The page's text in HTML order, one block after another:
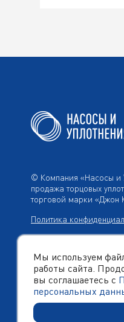
Мы используем
работы сайта.
вы соглашаетесь с
персональных
© Компания «Насосы и
продажа торцовых
торговой марки «Джон
Политика
Создано в компании
продавать